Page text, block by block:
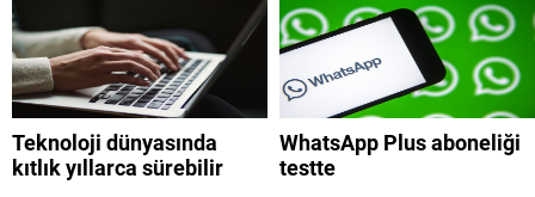
Teknoloji dünyasında
kıtlık yıllarca sürebilir
WhatsApp Plus aboneliği
testte